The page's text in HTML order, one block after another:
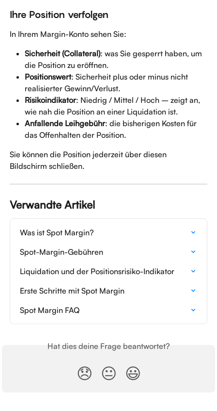
Ihre Position verfolgen
In Ihrem Margin-Konto sehen Sie:
Sicherheit (Collateral): was Sie gesperrt haben, um
die Position zu eröffnen.
Positionswert: Sicherheit plus oder minus nicht
realisierter Gewinn/Verlust.
Risikoindikator: Niedrig / Mittel / Hoch – zeigt an,
wie nah die Position an einer Liquidation ist.
Anfallende Leihgebühr: die bisherigen Kosten für
das Offenhalten der Position.
Sie können die Position jederzeit über diesen
Bildschirm schließen.
Verwandte Artikel
Was ist Spot Margin?
Spot-Margin-Gebühren
Liquidation und der Positionsrisiko-Indikator
Erste Schritte mit Spot Margin
Spot Margin FAQ
Hat dies deine Frage beantwortet?
😞 😐 😃